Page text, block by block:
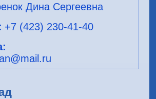
Дина Сергеевна
+7 (423) 230-41-40